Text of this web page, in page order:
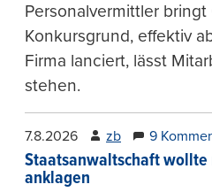
Personalvermittler bringt
Konkursgrund, effektiv
Firma lanciert, lässt
stehen.
7.8.2026 zb 9
Staatsanwaltschaft
anklagen